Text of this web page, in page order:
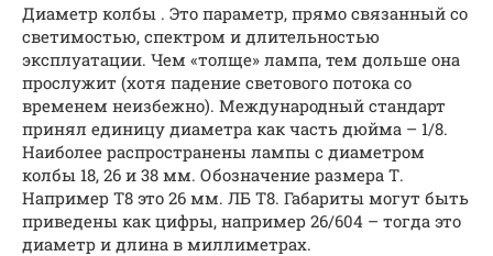
Диаметр колбы . Это параметр, прямо связанный со
светимостью, спектром и длительностью
эксплуатации. Чем «толще» лампа, тем дольше она
прослужит (хотя падение светового потока со
временем неизбежно). Международный стандарт
принял единицу диаметра как часть дюйма – 1/8.
Наиболее распространены лампы с диаметром
колбы 18, 26 и 38 мм. Обозначение размера Т.
Например Т8 это 26 мм. ЛБ Т8. Габариты могут быть
приведены как цифры, например 26/604 – тогда это
диаметр и длина в миллиметрах.